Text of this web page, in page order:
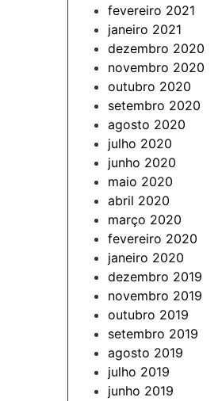
fevereiro 2021
janeiro 2021
dezembro 2020
novembro 2020
outubro 2020
setembro 2020
agosto 2020
julho 2020
junho 2020
maio 2020
abril 2020
março 2020
fevereiro 2020
janeiro 2020
dezembro 2019
novembro 2019
outubro 2019
setembro 2019
agosto 2019
julho 2019
junho 2019